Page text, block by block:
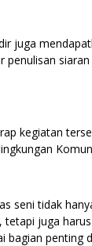
juga
penulisan
kegiatan
seni tidak
tetapi juga
bagian penting